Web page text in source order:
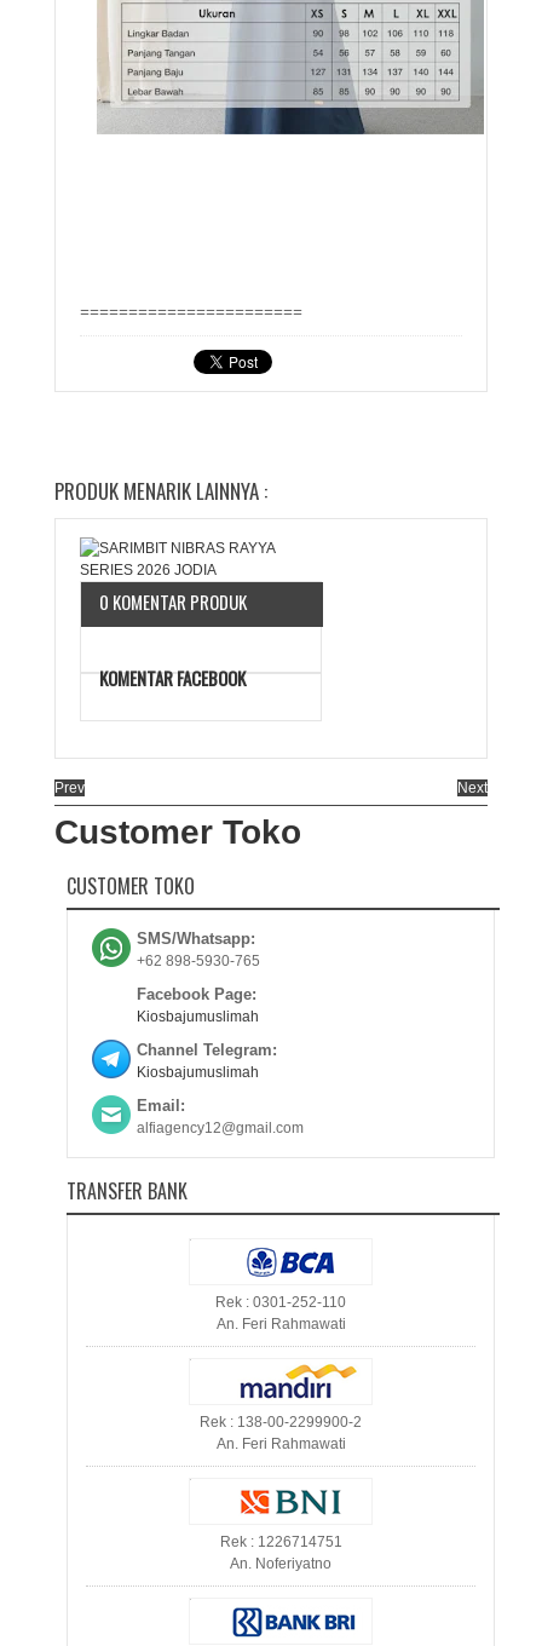
=======================
PRODUK MENARIK LAINNYA :
0 KOMENTAR PRODUK
KOMENTAR FACEBOOK
Prev Next
Customer Toko
CUSTOMER TOKO
SMS/Whatsapp:
+62 898-5930-765
Facebook Page:
Kiosbajumuslimah
Channel Telegram:
Kiosbajumuslimah
Email:
alfiagency12@gmail.com
TRANSFER BANK
Rek : 0301-252-110
An. Feri Rahmawati
Rek : 138-00-2299900-2
An. Feri Rahmawati
Rek : 1226714751
An. Noferiyatno